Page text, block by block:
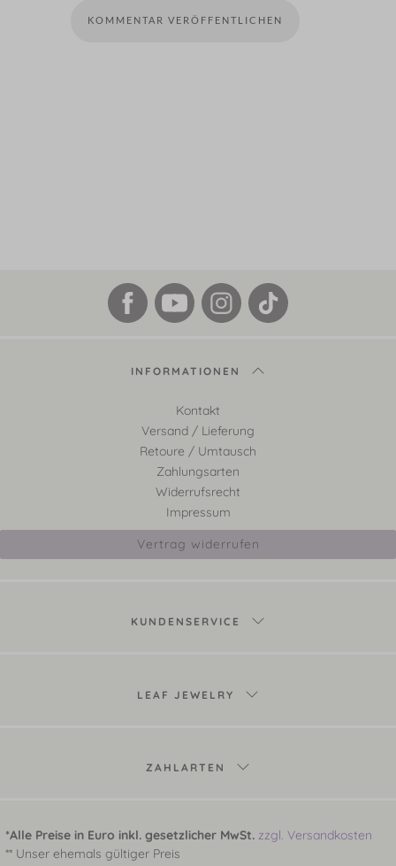
INFORMATIONEN
Kontakt
Versand / Lieferung
Retoure / Umtausch
Zahlungsarten
Widerrufsrecht
Impressum
Vertrag widerrufen
KUNDENSERVICE
LEAF JEWELRY
ZAHLARTEN
*Alle Preise in Euro inkl. gesetzlicher MwSt. zzgl. Versandkosten
** Unser ehemals gültiger Preis